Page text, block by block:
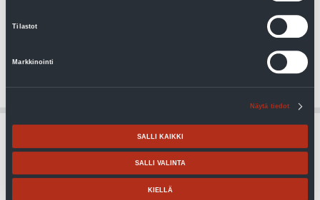
Tilastot
Markkinointi
Näytä tiedot
SALLI KAIKKI
SALLI VALINTA
KIELLÄ
Maalämpöpumppu suurempiin kiinteistöihin, teholuokat 24-60 kW.
Ilma-vesilämpöpumput Suuret kiinteistöt